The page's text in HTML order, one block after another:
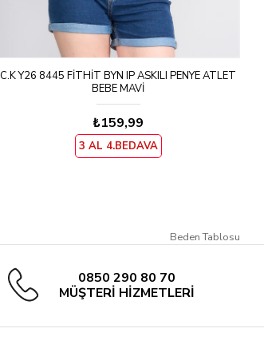
C.K Y26 8445 FITHIT BYN IP ASKILI PENYE ATLET
BEBE MAVI
₺159,99
3 AL 4.BEDAVA
Beden Tablosu
0850 290 80 70
MÜŞTERİ HİZMETLERİ